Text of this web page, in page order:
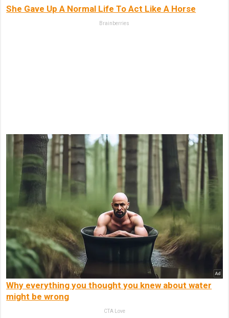
She Gave Up A Normal Life To Act Like A Horse
Brainberries
Why everything you thought you knew about water
might be wrong
CTA Love